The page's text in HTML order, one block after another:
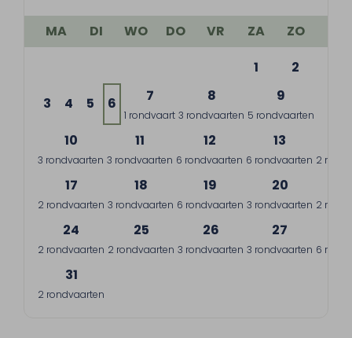
MA DI WO DO VR ZA
ZO
1
2
3 4 5 6 7
1 rondvaart
8
3 rondvaarten
9
5 rondvaarten
10
3 rondvaarten
11
3 rondvaarten
12
6 rondvaarten
13
6 rondvaarten 2
17
2 rondvaarten
18
3 rondvaarten
19
6 rondvaarten
20
3 rondvaarten 2
24
2 rondvaarten
25
2 rondvaarten
26
3 rondvaarten
27
3 rondvaarten 6
31
2 rondvaarten